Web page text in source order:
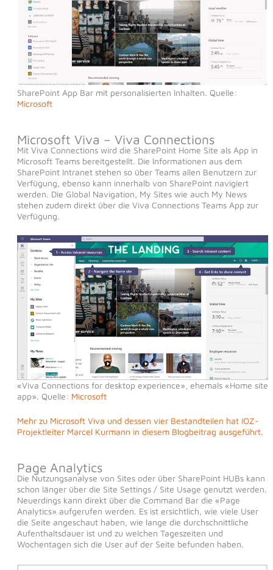
SharePoint App Bar mit personalisierten Inhalten. Quelle:
Microsoft
Microsoft Viva – Viva Connections
Mit Viva Connections wird die SharePoint Home Site als App in
Microsoft Teams bereitgestellt. Die Informationen aus dem
SharePoint Intranet stehen so über Teams allen Benutzern zur
Verfügung, ebenso kann innerhalb von SharePoint navigiert
werden. Die Global Navigation, My Sites wie auch My News
stehen zudem direkt über die Viva Connections Teams App zur
Verfügung.
«Viva Connections for desktop experience», ehemals «Home site
app». Quelle: Microsoft
Mehr zu Microsoft Viva und dessen vier Bestandteilen hat IOZ-
Projektleiter Marcel Kurmann in diesem Blogbeitrag ausgeführt.
Page Analytics
Die Nutzungsanalyse von Sites oder über SharePoint HUBs kann
schon länger über die Site Settings / Site Usage genutzt werden.
Neuerdings kann direkt über die Command Bar die «Page
Analytics» aufgerufen werden. Es ist ersichtlich, wie viele User
die Seite angeschaut haben, wie lange die durchschnittliche
Aufenthaltsdauer ist und zu welchen Tageszeiten und
Wochentagen sich die User auf der Seite befunden haben.